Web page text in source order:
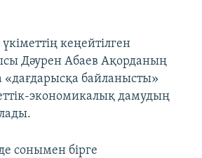
кеңейтілген
Дәурен Абаев Ақорданың
«дағдарысқа байланысты»
экономикалық дамудың
сонымен бірге